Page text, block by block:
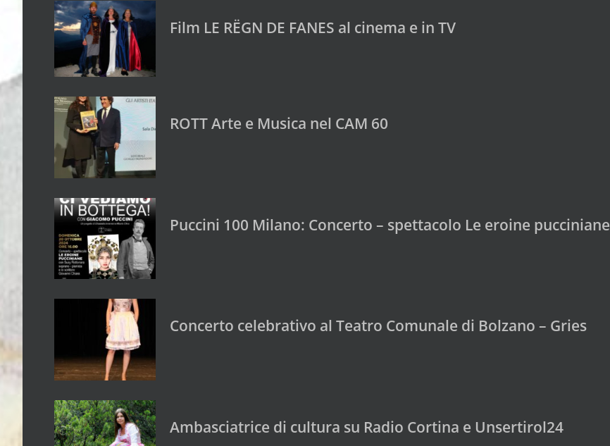
Film LE RËGN DE FANES al cinema e in TV
ROTT Arte e Musica nel CAM 60
Puccini 100 Milano: Concerto – spettacolo Le eroine pucciniane
Concerto celebrativo al Teatro Comunale di Bolzano – Gries
Ambasciatrice di cultura su Radio Cortina e Unsertirol24